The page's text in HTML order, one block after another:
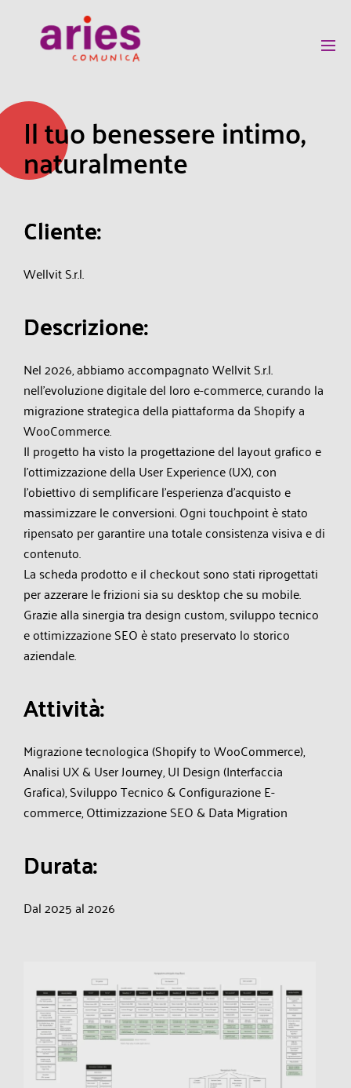
Il tuo benessere intimo,
naturalmente
Cliente:
Wellvit S.r.l.
Descrizione:
Nel 2026, abbiamo accompagnato Wellvit S.r.l.
nell'evoluzione digitale del loro e-commerce, curando la
migrazione strategica della piattaforma da Shopify a
WooCommerce.
Il progetto ha visto la progettazione del layout grafico e
l'ottimizzazione della User Experience (UX), con
l'obiettivo di semplificare l'esperienza d'acquisto e
massimizzare le conversioni. Ogni touchpoint è stato
ripensato per garantire una totale consistenza visiva e di
contenuto.
La scheda prodotto e il checkout sono stati riprogettati
per azzerare le frizioni sia su desktop che su mobile.
Grazie alla sinergia tra design custom, sviluppo tecnico
e ottimizzazione SEO è stato preservato lo storico
aziendale.
Attività:
Migrazione tecnologica (Shopify to WooCommerce),
Analisi UX & User Journey, UI Design (Interfaccia
Grafica), Sviluppo Tecnico & Configurazione E-
commerce, Ottimizzazione SEO & Data Migration
Durata:
Dal 2025 al 2026